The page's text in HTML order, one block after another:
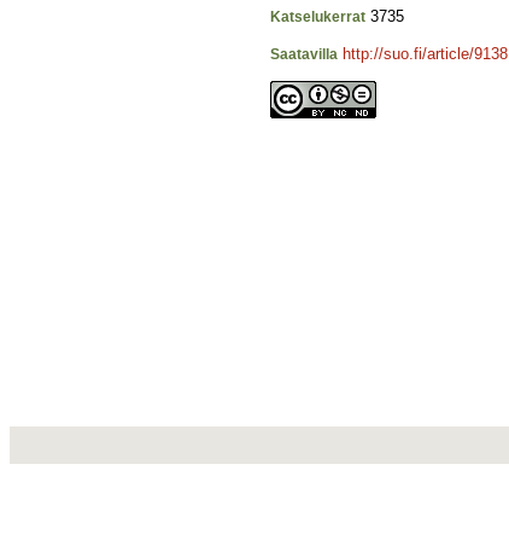
Katselukerrat 3735
Saatavilla http://suo.fi/article/9138